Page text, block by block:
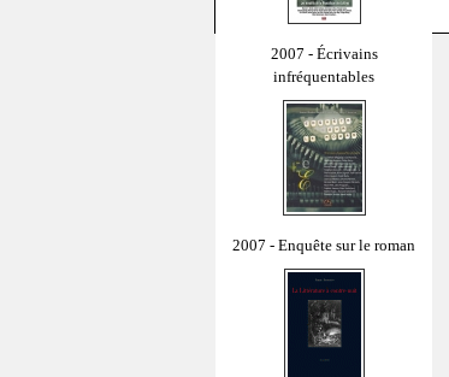
2007 - Écrivains
infréquentables
2007 - Enquête sur le roman